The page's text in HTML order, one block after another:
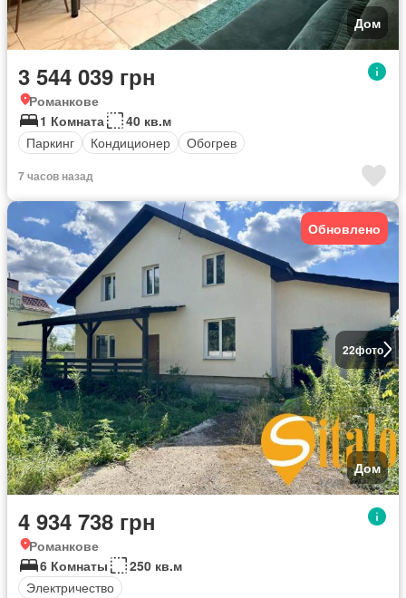
Дом
3 544 039 грн
Романкове
1 Комната
40 кв.м
Паркинг
Кондиционер Обогрев
7 часов назад
22фото
Обновлено
Дом
4 934 738 грн
Романкове
6 Комнаты
250 кв.м
Электричество